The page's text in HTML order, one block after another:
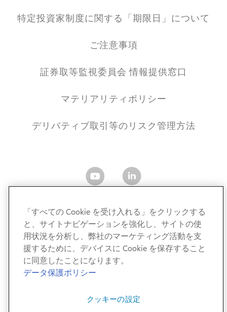
特定投資家制度に関する「期限日」について
ご注意事項
証券取等監視委員会 情報提供窓口
マテリアリティポリシー
デリバティブ取引等のリスク管理方法
アリアンツ・グローバル・インベスターズ・ジャパン株式
会社
金融商品取引業者 関東財務局長（金商）第424号
加入協会：一般社団法人 資産運用業協会／一般社団法人
「すべての Cookie を受け入れる」をクリックする
と、サイトナビゲーションを強化し、サイトの使
用状況を分析し、弊社のマーケティング活動を支
援するために、デバイスに Cookie を保存すること
に同意したことになります。
データ保護ポリシー
クッキーの設定